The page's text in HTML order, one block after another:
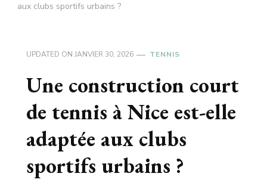
aux clubs sportifs urbains ?
UPDATED ON JANVIER 30, 2026 TENNIS
Une construction court
de tennis à Nice est-elle
adaptée aux clubs
sportifs urbains ?